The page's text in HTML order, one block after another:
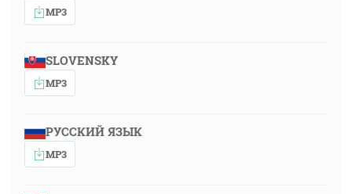
MP3
SLOVENSKY
MP3
РУССКИЙ ЯЗЫК
MP3